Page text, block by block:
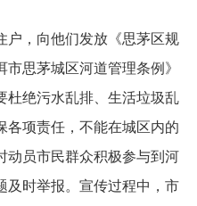
户，向他们发放《思茅区规
思茅城区河道管理条例》
杜绝污水乱排、生活垃圾乱
各项责任，不能在城区内的
动员市民群众积极参与到河
及时举报。宣传过程中，市